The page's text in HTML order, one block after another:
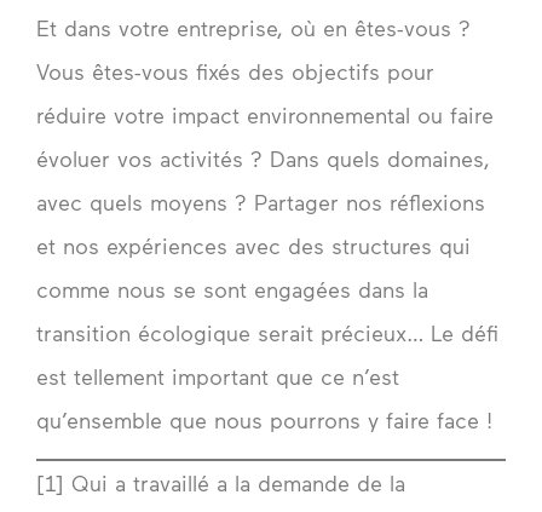
Et dans votre entreprise, où en êtes-vous ?
Vous êtes-vous fixés des objectifs pour
réduire votre impact environnemental ou faire
évoluer vos activités ? Dans quels domaines,
avec quels moyens ? Partager nos réflexions
et nos expériences avec des structures qui
comme nous se sont engagées dans la
transition écologique serait précieux… Le défi
est tellement important que ce n’est
qu’ensemble que nous pourrons y faire face !
[1] Qui a travaillé a la demande de la